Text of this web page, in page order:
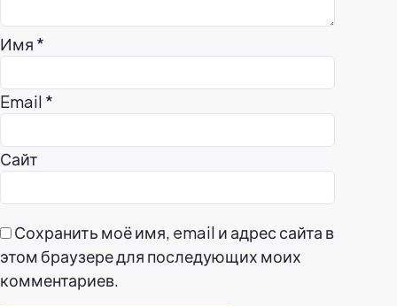
Имя *
Email *
Сайт
Сохранить моё имя, email и адрес сайта в
этом браузере для последующих моих
комментариев.